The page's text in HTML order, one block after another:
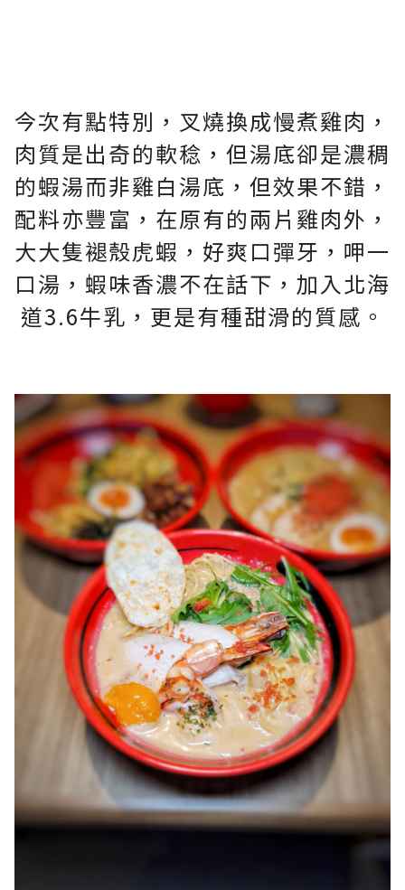
今次有點特別，叉燒換成慢煮雞肉，
肉質是出奇的軟稔，但湯底卻是濃稠
的蝦湯而非雞白湯底，但效果不錯，
配料亦豐富，在原有的兩片雞肉外，
大大隻褪殼虎蝦，好爽口彈牙，呷一
口湯，蝦味香濃不在話下，加入北海
道3.6牛乳，更是有種甜滑的質感。